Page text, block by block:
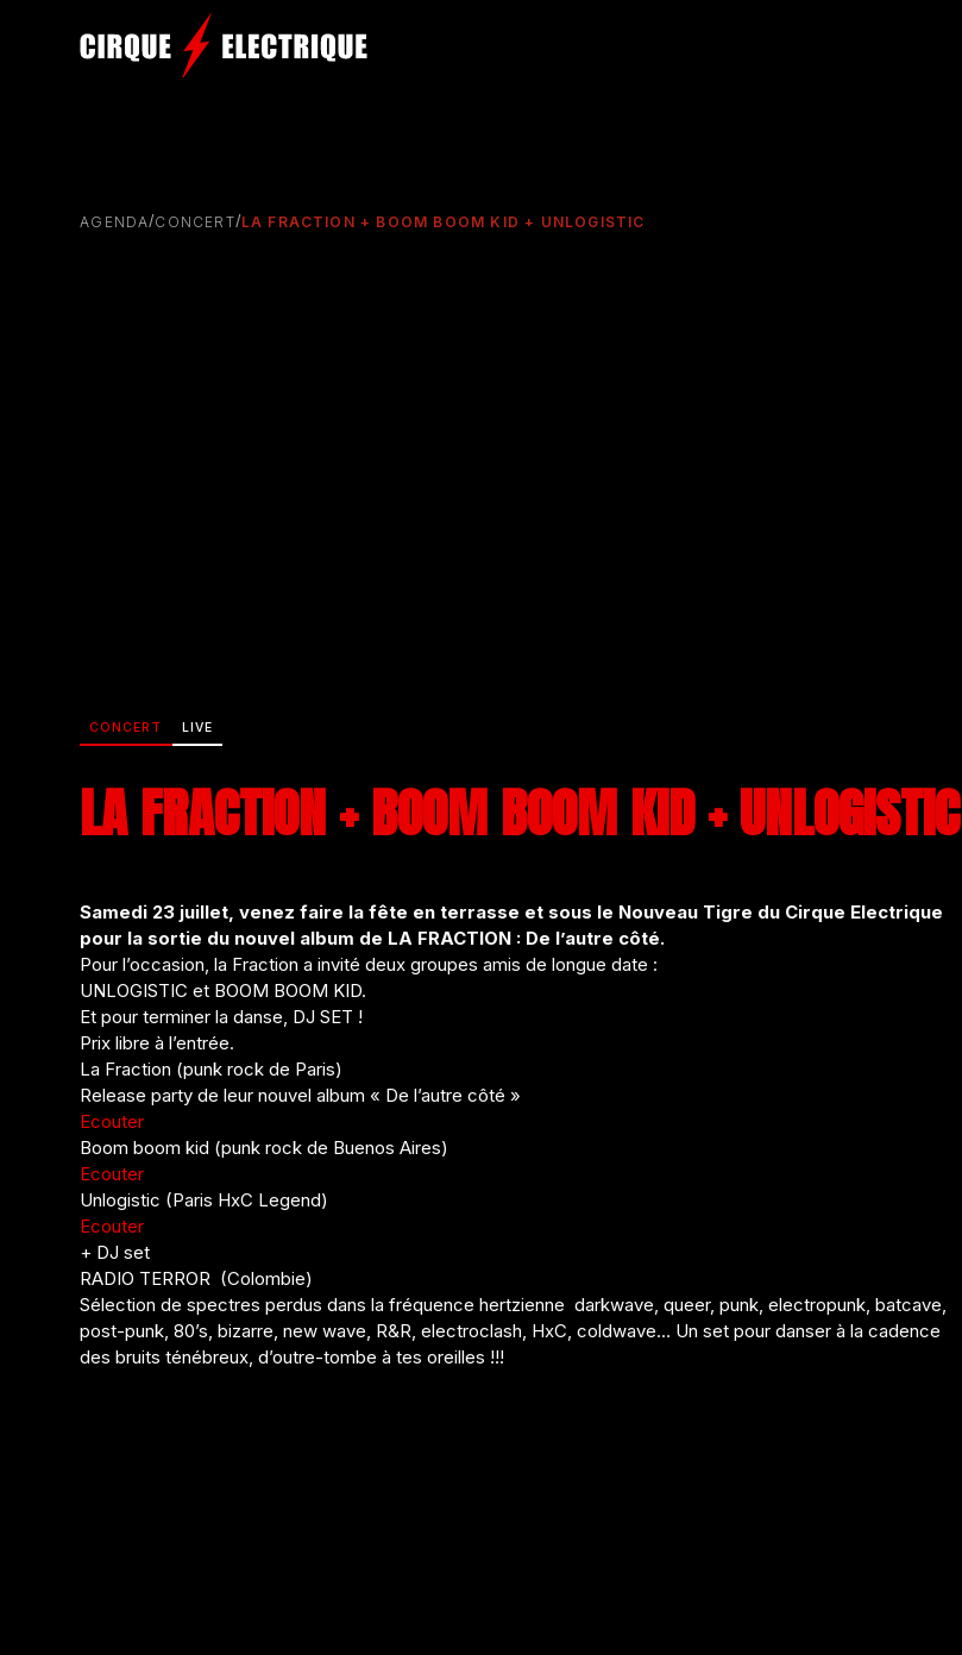
AGENDA/CONCERT/LA FRACTION + BOOM BOOM KID + UNLOGISTIC
CONCERT LIVE
LA FRACTION + BOOM BOOM KID + UNLOGISTIC
Samedi 23 juillet, venez faire la fête en terrasse et sous le Nouveau Tigre du Cirque Electrique
pour la sortie du nouvel album de LA FRACTION : De l’autre côté.
Pour l’occasion, la Fraction a invité deux groupes amis de longue date :
UNLOGISTIC et BOOM BOOM KID.
Et pour terminer la danse, DJ SET !
Prix libre à l’entrée.
La Fraction (punk rock de Paris)
Release party de leur nouvel album « De l’autre côté »
Ecouter
Boom boom kid (punk rock de Buenos Aires)
Ecouter
Unlogistic (Paris HxC Legend)
Ecouter
+ DJ set
RADIO TERROR (Colombie)
Sélection de spectres perdus dans la fréquence hertzienne darkwave, queer, punk, electropunk, batcave,
post-punk, 80’s, bizarre, new wave, R&R, electroclash, HxC, coldwave… Un set pour danser à la cadence
des bruits ténébreux, d’outre-tombe à tes oreilles !!!